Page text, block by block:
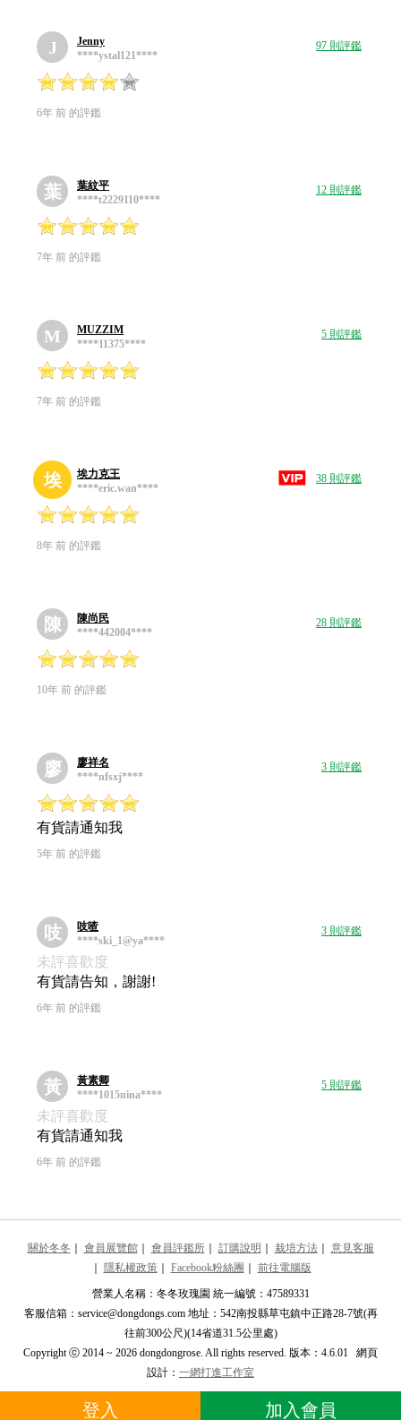
J
Jenny
****ystal121****
97 則評鑑
6年 前 的評鑑
葉
葉紋平
****t2229110****
12 則評鑑
7年 前 的評鑑
M
MUZZIM
****11375****
5 則評鑑
7年 前 的評鑑
埃
埃力克王
****eric.wan****
38 則評鑑
8年 前 的評鑑
陳
陳尚民
****442004****
28 則評鑑
10年 前 的評鑑
廖
廖祥名
****nfsxj****
3 則評鑑
有貨請通知我
5年 前 的評鑑
吱
吱喳
****ski_1@ya****
3 則評鑑
未評喜歡度
有貨請告知，謝謝!
6年 前 的評鑑
黃
黃素卿
****1015nina****
5 則評鑑
未評喜歡度
有貨請通知我
6年 前 的評鑑
關於冬冬 會員展覽館｜ 會員評鑑所｜ 訂購說明 栽培方法｜ 意見客服
隱私權政策｜ Facebook粉絲團 前往電腦版
營業人名稱：冬冬玫瑰園 統一編號：47589331
客服信箱：service@dongdongs.com 地址：542南投縣草屯鎮中正路28-7號(再
往前300公尺)(14省道31.5公里處)
Copyright ⓒ 2014 ~ 2026 dongdongrose. All rights reserved. 版本：4.6.01 網頁
設計： 一網打進工作室
登入 加入會員